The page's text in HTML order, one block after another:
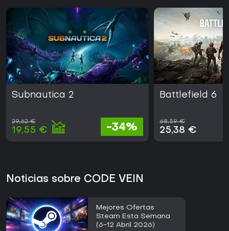
Subnautica 2
29,62 €
19,55 € -34%
Battlefield 6
68,59 €
25,38 €
Noticias sobre CODE VEIN
Mejores Ofertas
Steam Esta Semana
(6-12 Abril 2026)